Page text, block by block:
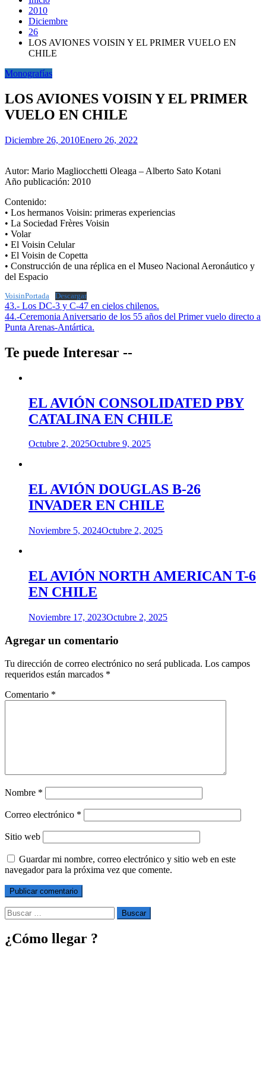
2010
Diciembre
26
LOS AVIONES VOISIN Y EL PRIMER VUELO EN
CHILE
Monografías
LOS AVIONES VOISIN Y EL PRIMER
VUELO EN CHILE
Diciembre 26, 2010Enero 26, 2022
Autor: Mario Magliocchetti Oleaga – Alberto Sato Kotani
Año publicación: 2010
Contenido:
• Los hermanos Voisin: primeras experiencias
• La Sociedad Frères Voisin
• Volar
• El Voisin Celular
• El Voisin de Copetta
• Construcción de una réplica en el Museo Nacional Aeronáutico y
del Espacio
VoisinPortada Descargar
Navegación
de
43.- Los DC-3 y C-47 en cielos chilenos.
44.-Ceremonia Aniversario de los 55 años del Primer vuelo directo a
Punta Arenas-Antártica.
Te puede Interesar --
EL AVIÓN CONSOLIDATED PBY
CATALINA EN CHILE
Octubre 2, 2025Octubre 9, 2025
EL AVIÓN DOUGLAS B-26
INVADER EN CHILE
Noviembre 5, 2024Octubre 2, 2025
EL AVIÓN NORTH AMERICAN T-6
EN CHILE
Noviembre 17, 2023Octubre 2, 2025
Agregar un comentario
Tu dirección de correo electrónico no será publicada. Los campos
requeridos están marcados *
Comentario *
Nombre *
Correo electrónico *
Sitio web
Guardar mi nombre, correo electrónico y sitio web en este
navegador para la próxima vez que comente.
Buscar
por:
¿Cómo llegar ?